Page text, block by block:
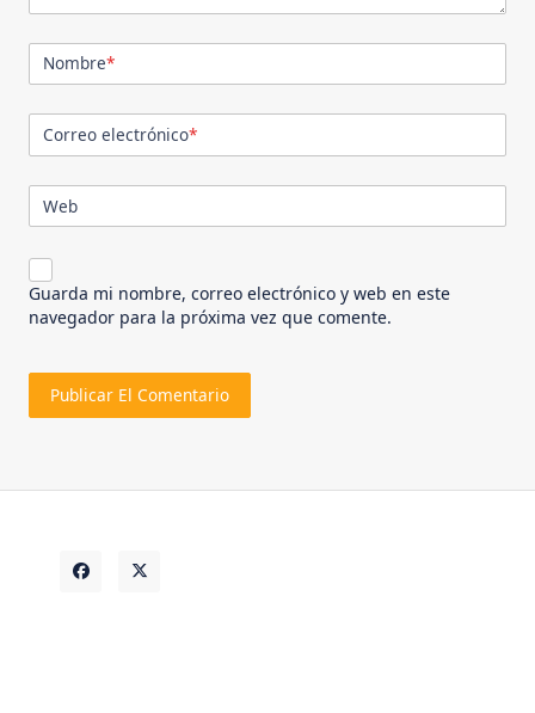
Nombre*
Correo electrónico*
Web
Guarda mi nombre, correo electrónico y web en este
navegador para la próxima vez que comente.